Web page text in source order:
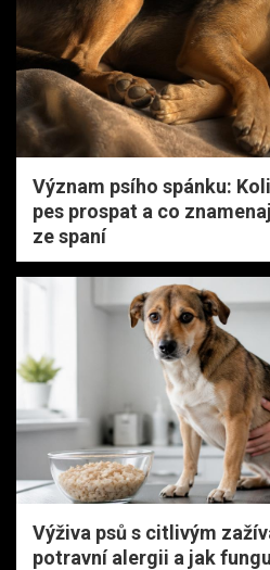
Význam psího spánku:
pes prospat a co
ze spaní
Výživa psů s citlivým
potravní alergii a jak